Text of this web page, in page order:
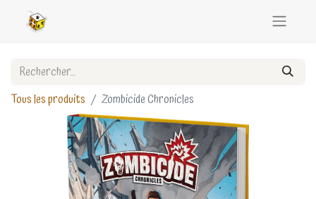
Tous les produits Zombicide Chronicles